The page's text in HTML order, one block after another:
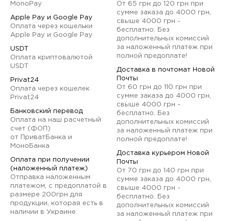
MonoPay
Apple Pay и Google Pay
Оплата через кошельки
Apple Pay и Google Pay
USDT
Оплата криптовалютой
USDT
Privat24
Оплата через кошелек
Privat24
Банковский перевод
Оплата на наш расчетный
счет (ФОП)
от ПриватБанка и
МоноБанка
Оплата при получении
(наложенный платеж)
Отправка наложенным
платежом, с предоплатой в
размере 200грн для
продукции, которая есть в
наличии в Украине
От 65 грн до 120 грн при
сумме заказа до 4000 грн,
свыше 4000 грн -
бесплатно. Без
дополнительных комиссий
за наложенный платеж при
полной предоплате!
Доставка в почтомат Новой
Почты
От 60 грн до 110 грн при
сумме заказа до 4000 грн,
свыше 4000 грн -
бесплатно. Без
дополнительных комиссий
за наложенный платеж при
полной предоплате!
Доставка курьером Новой
Почты
От 70 грн до 140 грн при
сумме заказа до 4000 грн,
свыше 4000 грн -
бесплатно. Без
дополнительных комиссий
за наложенный платеж при